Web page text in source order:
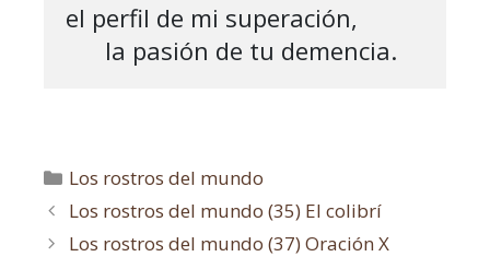
el perfil de mi superación,
      la pasión de tu demencia.
Los rostros del mundo
Los rostros del mundo (35) El colibrí
Los rostros del mundo (37) Oración X